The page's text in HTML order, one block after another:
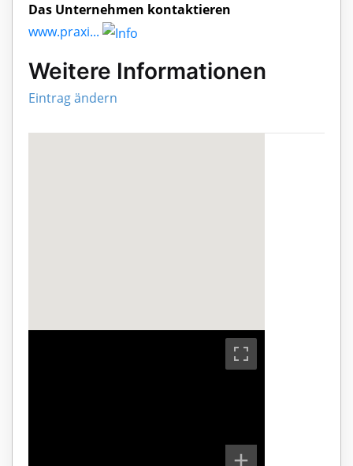
Das Unternehmen kontaktieren
www.praxi...
Weitere Informationen
Eintrag ändern